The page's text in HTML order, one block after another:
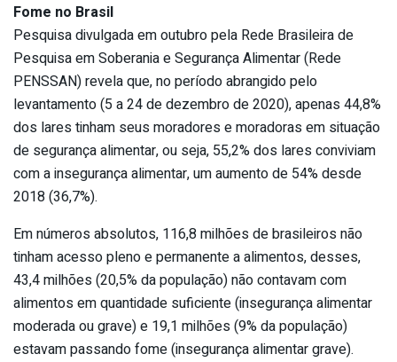
Fome no Brasil
Pesquisa divulgada em outubro pela Rede Brasileira de
Pesquisa em Soberania e Segurança Alimentar (Rede
PENSSAN) revela que, no período abrangido pelo
levantamento (5 a 24 de dezembro de 2020), apenas 44,8%
dos lares tinham seus moradores e moradoras em situação
de segurança alimentar, ou seja, 55,2% dos lares conviviam
com a insegurança alimentar, um aumento de 54% desde
2018 (36,7%).
Em números absolutos, 116,8 milhões de brasileiros não
tinham acesso pleno e permanente a alimentos, desses,
43,4 milhões (20,5% da população) não contavam com
alimentos em quantidade suficiente (insegurança alimentar
moderada ou grave) e 19,1 milhões (9% da população)
estavam passando fome (insegurança alimentar grave).